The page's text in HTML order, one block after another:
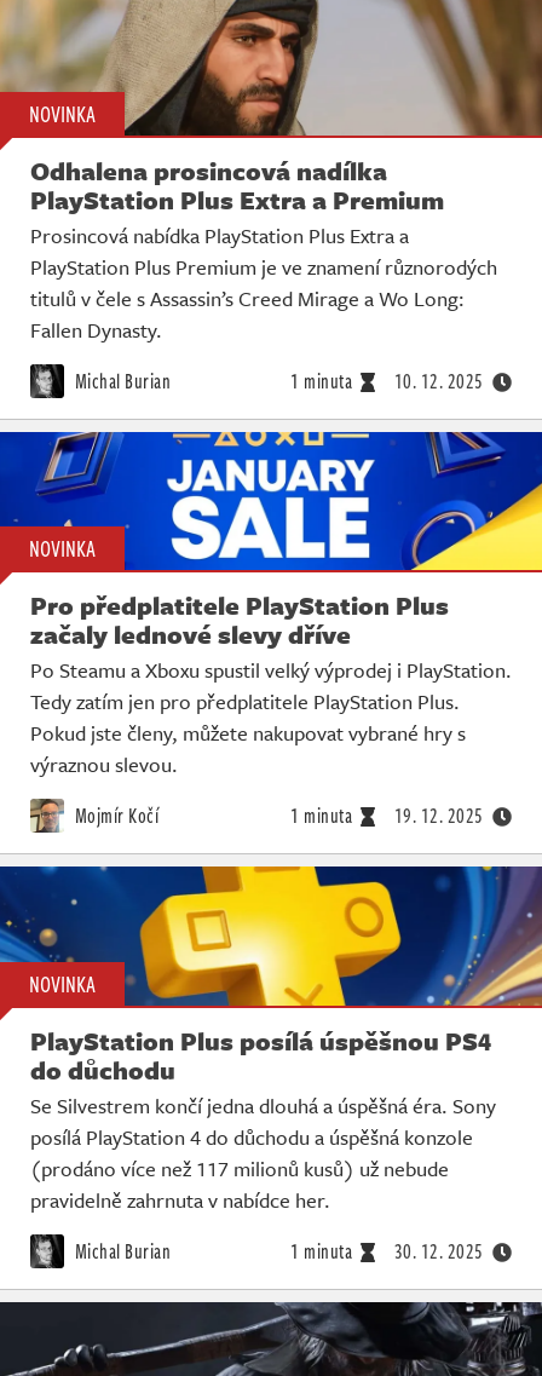
NOVINKA
Odhalena prosincová nadílka
PlayStation Plus Extra a Premium
Prosincová nabídka PlayStation Plus Extra a
PlayStation Plus Premium je ve znamení různorodých
titulů v čele s Assassin’s Creed Mirage a Wo Long:
Fallen Dynasty.
Michal Burian 1 minuta 10. 12. 2025
NOVINKA
Pro předplatitele PlayStation Plus
začaly lednové slevy dříve
Po Steamu a Xboxu spustil velký výprodej i PlayStation.
Tedy zatím jen pro předplatitele PlayStation Plus.
Pokud jste členy, můžete nakupovat vybrané hry s
výraznou slevou.
Mojmír Kočí 1 minuta 19. 12. 2025
NOVINKA
PlayStation Plus posílá úspěšnou PS4
do důchodu
Se Silvestrem končí jedna dlouhá a úspěšná éra. Sony
posílá PlayStation 4 do důchodu a úspěšná konzole
(prodáno více než 117 milionů kusů) už nebude
pravidelně zahrnuta v nabídce her.
Michal Burian 1 minuta 30. 12. 2025